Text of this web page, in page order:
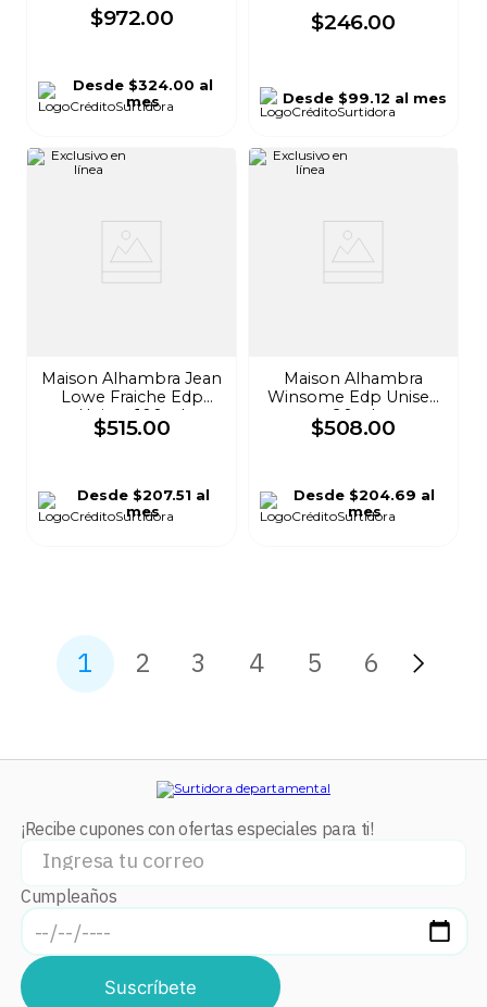
$972.00
Desde $324.00 al
mes
$246.00
Desde$99.12 al mes
Maison Alhambra Jean
Lowe Fraiche Edp
Unisex 100ml
$515.00
Desde$207.51 al
mes
Maison Alhambra
Winsome Edp Unisex
90ml
$508.00
Desde $204.69 al
mes
1 2 3 4 5 6
¡Recibe cupones con ofertas especiales para ti!
Cumpleaños
Suscríbete